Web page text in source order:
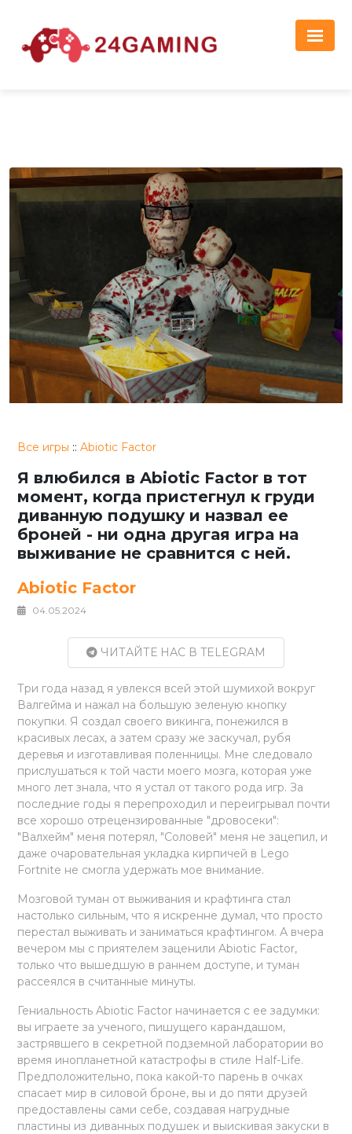
Все игры ::Abiotic Factor
Я влюбился в Abiotic Factor в тот
момент, когда пристегнул к груди
диванную подушку и назвал ее
броней - ни одна другая игра на
выживание не сравнится с ней.
Abiotic Factor
04.05.2024
ЧИТАЙТЕ НАС В TELEGRAM
Три года назад я увлекся всей этой шумихой вокруг
Валгейма и нажал на большую зеленую кнопку
покупки. Я создал своего викинга, понежился в
красивых лесах, а затем сразу же заскучал, рубя
деревья и изготавливая поленницы. Мне следовало
прислушаться к той части моего мозга, которая уже
много лет знала, что я устал от такого рода игр. За
последние годы я перепроходил и переигрывал почти
все хорошо отрецензированные "дровосеки":
"Валхейм" меня потерял, "Соловей" меня не зацепил, и
даже очаровательная укладка кирпичей в Lego
Fortnite не смогла удержать мое внимание.
Мозговой туман от выживания и крафтинга стал
настолько сильным, что я искренне думал, что просто
перестал выживать и заниматься крафтингом. А вчера
вечером мы с приятелем заценили Abiotic Factor,
только что вышедшую в раннем доступе, и туман
рассеялся в считанные минуты.
Гениальность Abiotic Factor начинается с ее задумки:
вы играете за ученого, пишущего карандашом,
застрявшего в секретной подземной лаборатории во
время инопланетной катастрофы в стиле Half-Life.
Предположительно, пока какой-то парень в очках
спасает мир в силовой броне, вы и до пяти друзей
предоставлены сами себе, создавая нагрудные
пластины из диванных подушек и выискивая закуски в